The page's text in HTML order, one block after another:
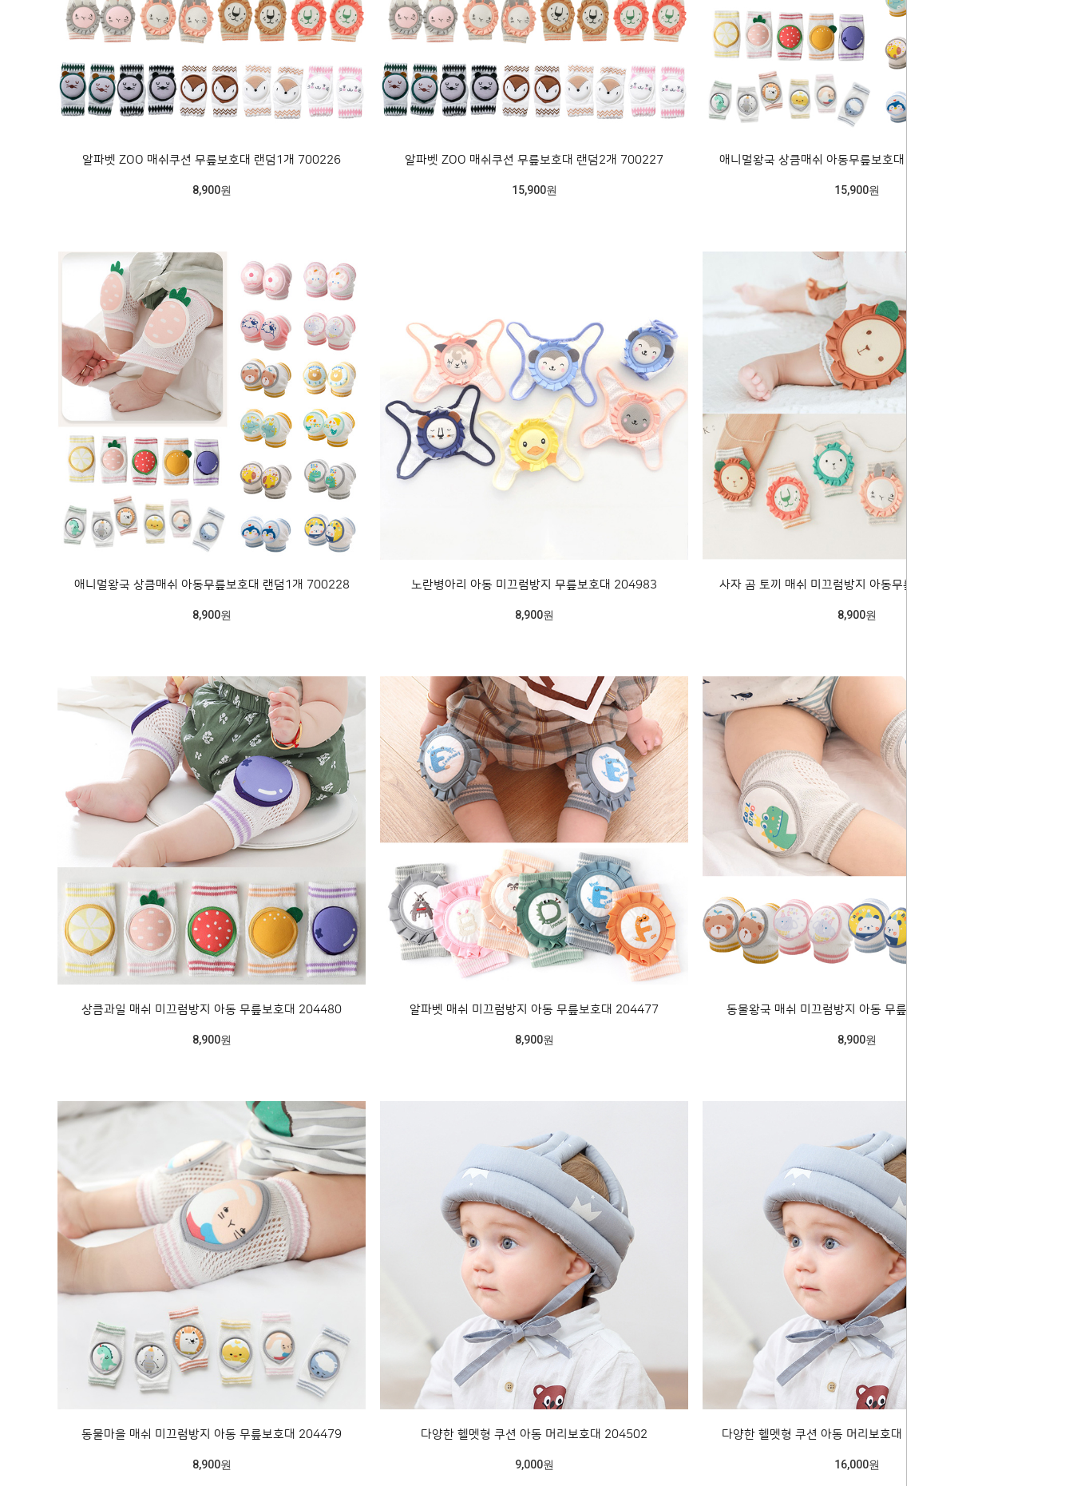
알파벳 ZOO 매쉬쿠션 무릎보호대 랜덤1개 700226
8,900원
알파벳 ZOO 매쉬쿠션 무릎보호대 랜덤2개 700227
15,900원
애니멀왕국 상큼매쉬 아동무릎보호대 랜덤2개 700229
15,900원
애니멀왕국 상큼매쉬 아동무릎보호대 랜덤1개 700228
8,900원
노란병아리 아동 미끄럼방지 무릎보호대 204983
8,900원
사자 곰 토끼 매쉬 미끄럼방지 아동무릎보호대 204478
8,900원
상큼과일 매쉬 미끄럼방지 아동 무릎보호대 204480
8,900원
알파벳 매쉬 미끄럼방지 아동 무릎보호대 204477
8,900원
동물왕국 매쉬 미끄럼방지 아동 무릎보호대 204486
8,900원
동물마을 매쉬 미끄럼방지 아동 무릎보호대 204479
8,900원
다양한 헬멧형 쿠션 아동 머리보호대 204502
9,000원
다양한 헬멧형 쿠션 아동 머리보호대 랜덤2개 204518
16,000원